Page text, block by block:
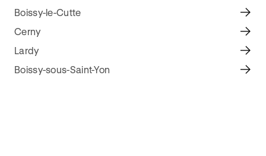
Boissy-le-Cutte
Cerny
Lardy
Boissy-sous-Saint-Yon